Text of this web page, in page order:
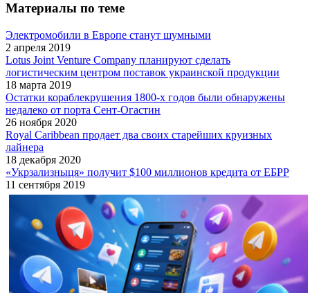
Материалы по теме
Электромобили в Европе станут шумными
2 апреля 2019
Lotus Joint Venture Company планируют сделать
логистическим центром поставок украинской продукции
18 марта 2019
Остатки кораблекрушения 1800-х годов были обнаружены
недалеко от порта Сент-Огастин
26 ноября 2020
Royal Caribbean продает два своих старейших круизных
лайнера
18 декабря 2020
«Укрзализныця» получит $100 миллионов кредита от ЕБРР
11 сентября 2019